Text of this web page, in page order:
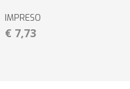
IMPRESO
€ 7,73